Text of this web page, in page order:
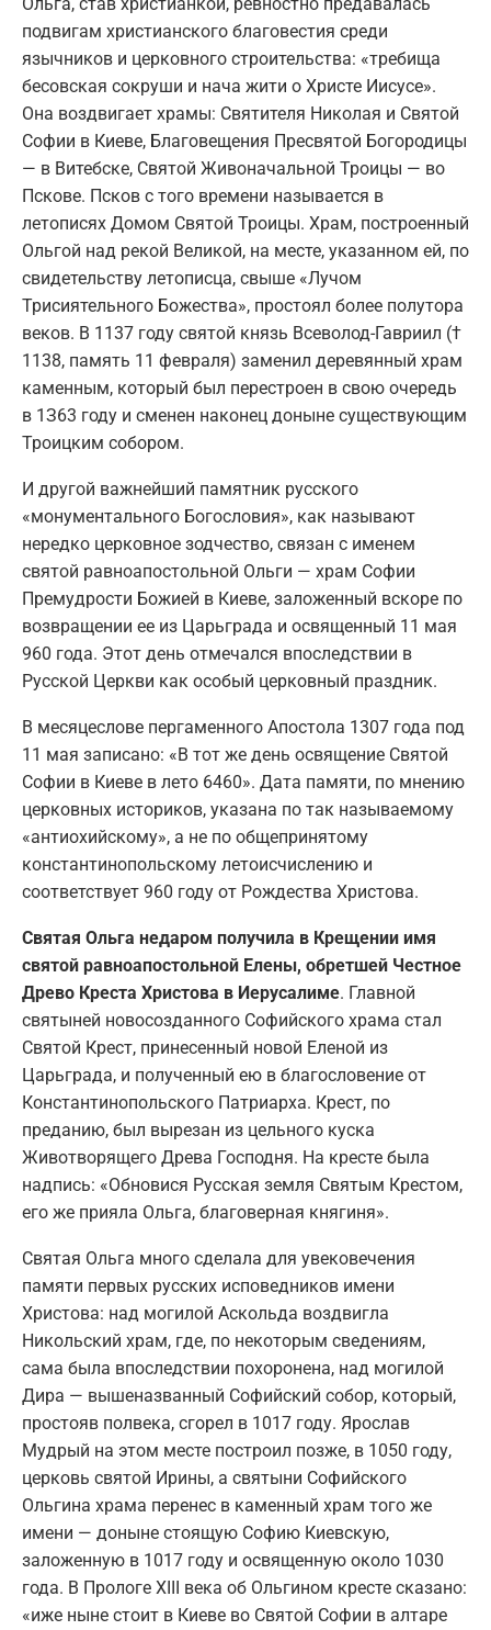
подвигам христианского благовестия среди
язычников и церковного строительства: «требища
бесовская сокруши и нача жити о Христе Иисусе».
Она воздвигает храмы: Святителя Николая и Святой
Софии в Киеве, Благовещения Пресвятой Богородицы
— в Витебске, Святой Живоначальной Троицы — во
Пскове. Псков с того времени называется в
летописях Домом Святой Троицы. Храм, построенный
Ольгой над рекой Великой, на месте, указанном ей, по
свидетельству летописца, свыше «Лучом
Трисиятельного Божества», простоял более полутора
веков. В 1137 году святой князь Всеволод-Гавриил (†
1138, память 11 февраля) заменил деревянный храм
каменным, который был перестроен в свою очередь
в 1З63 году и сменен наконец доныне существующим
Троицким собором.
И другой важнейший памятник русского
«монументального Богословия», как называют
нередко церковное зодчество, связан с именем
святой равноапостольной Ольги — храм Софии
Премудрости Божией в Киеве, заложенный вскоре по
возвращении ее из Царьграда и освященный 11 мая
960 года. Этот день отмечался впоследствии в
Русской Церкви как особый церковный праздник.
В месяцеслове пергаменного Апостола 1307 года под
11 мая записано: «В тот же день освящение Святой
Софии в Киеве в лето 6460». Дата памяти, по мнению
церковных историков, указана по так называемому
«антиохийскому», а не по общепринятому
константинопольскому летоисчислению и
соответствует 960 году от Рождества Христова.
Святая Ольга недаром получила в Крещении имя
святой равноапостольной Елены, обретшей Честное
Древо Креста Христова в Иерусалиме. Главной
святыней новосозданного Софийского храма стал
Святой Крест, принесенный новой Еленой из
Царьграда, и полученный ею в благословение от
Константинопольского Патриарха. Крест, по
преданию, был вырезан из цельного куска
Животворящего Древа Господня. На кресте была
надпись: «Обновися Русская земля Святым Крестом,
его же прияла Ольга, благоверная княгиня».
Святая Ольга много сделала для увековечения
памяти первых русских исповедников имени
Христова: над могилой Аскольда воздвигла
Никольский храм, где, по некоторым сведениям,
сама была впоследствии похоронена, над могилой
Дира — вышеназванный Софийский собор, который,
простояв полвека, сгорел в 1017 году. Ярослав
Мудрый на этом месте построил позже, в 1050 году,
церковь святой Ирины, а святыни Софийского
Ольгина храма перенес в каменный храм того же
имени — доныне стоящую Софию Киевскую,
заложенную в 1017 году и освященную около 1030
года. В Прологе ХIII века об Ольгином кресте сказано:
«иже ныне стоит в Киеве во Святой Софии в алтаре